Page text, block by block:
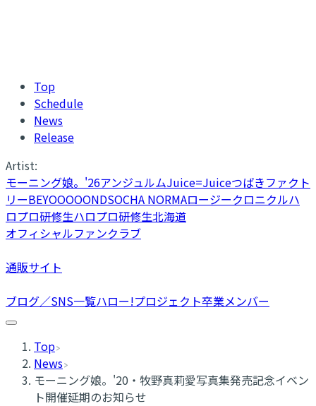
Top
Schedule
News
Release
Artist:
モーニング娘。'26アンジュルムJuice=Juiceつばきファクト
リーBEYOOOOONDSOCHA NORMAロージークロニクルハ
ロプロ研修生ハロプロ研修生北海道
オフィシャルファンクラブ
通販サイト
ブログ／SNS一覧ハロー!プロジェクト卒業メンバー
Top
News
モーニング娘。'20・牧野真莉愛写真集発売記念イベン
ト開催延期のお知らせ